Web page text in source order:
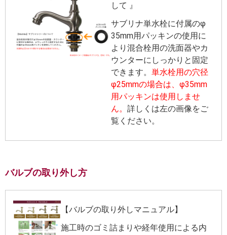
して 』
サブリナ単水栓に付属のφ
35mm用パッキンの使用に
より混合栓用の洗面器やカ
ウンターにしっかりと固定
できます。 単水栓用の穴径
φ25mmの場合は、φ35mm
用パッキンは使用しませ
ん。 詳しくは左の画像をご
覧ください。
バルブの取り外し方
【バルブの取り外しマニュアル】
施工時のゴミ詰まりや経年使用による内